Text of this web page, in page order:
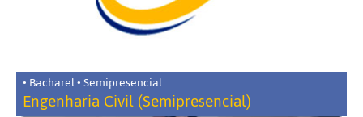
• Bacharel • Semipresencial
Engenharia Civil (Semipresencial)